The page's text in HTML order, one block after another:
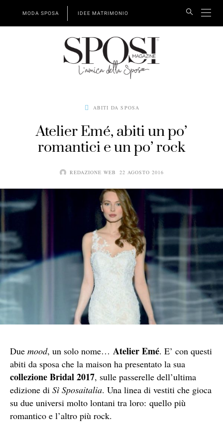
MODA SPOSA IDEE MATRIMONIO
ABITI DA SPOSA
Atelier Emé, abiti un po’
romantici e un po’ rock
REDAZIONE WEB 22 AGOSTO 2016
Due mood, un solo nome… Atelier Emé. E’ con questi
abiti da sposa che la maison ha presentato la sua
collezione Bridal 2017, sulle passerelle dell’ultima
edizione di Sì Sposaitalia. Una linea di vestiti che gioca
su due universi molto lontani tra loro: quello più
romantico e l’altro più rock.